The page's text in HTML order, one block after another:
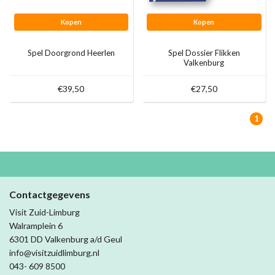
Kopen
Spel Doorgrond Heerlen
€39,50
Kopen
Spel Dossier Flikken
Valkenburg
€27,50
1
Contactgegevens
Visit Zuid-Limburg
Walramplein 6
6301 DD Valkenburg a/d Geul
info@visitzuidlimburg.nl
043- 609 8500